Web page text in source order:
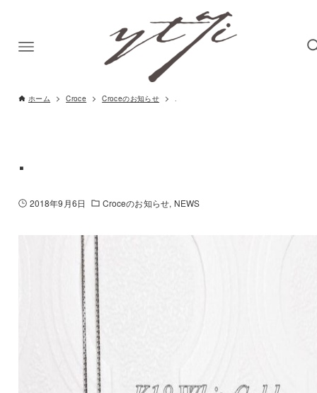
ホーム Croce Croceのお知らせ .
.
2018年9月6日 Croceのお知らせ NEWS